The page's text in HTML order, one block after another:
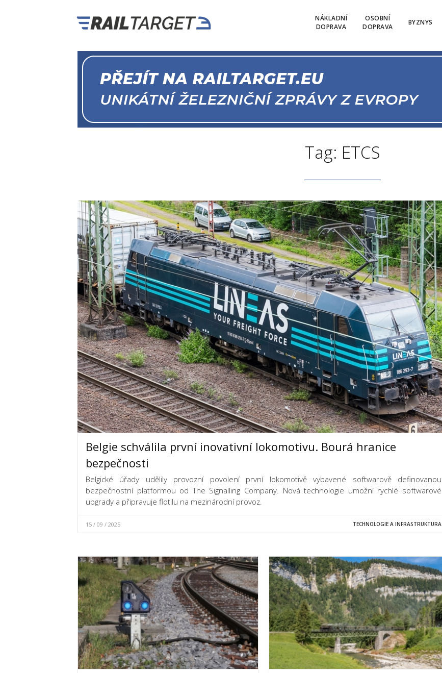
NÁKLADNÍ
DOPRAVA
OSOBNÍ
DOPRAVA
BYZNYS
Tag: ETCS
Belgie schválila první inovativní lokomotivu. Bourá hranice
bezpečnosti
Belgické úřady udělily provozní povolení první lokomotivě vybavené softwarově definovanou
bezpečnostní platformou od The Signalling Company. Nová technologie umožní rychlé softwarové
upgrady a připravuje flotilu na mezinárodní provoz.
15 / 09 / 2025 TECHNOLOGIE A INFRASTRUKTURA